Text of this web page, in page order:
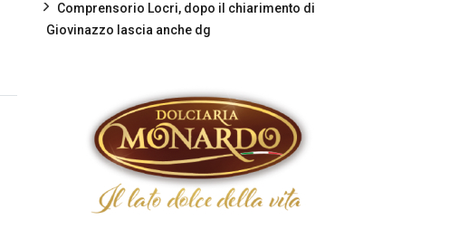
Comprensorio Locri, dopo il chiarimento di
Giovinazzo lascia anche dg